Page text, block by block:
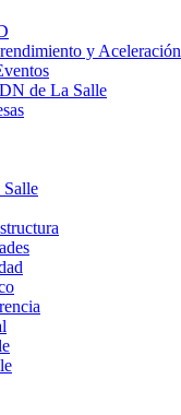
y Aceleración
de La Salle